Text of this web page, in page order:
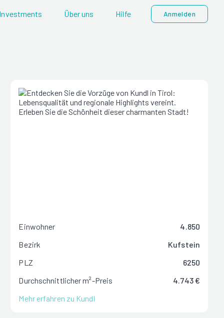
Investments Über uns Hilfe Anmelden
Einwohner
4.850
Bezirk
Kufstein
PLZ
6250
Durchschnittlicher m²-Preis
4.743 €
Mehr erfahren zu Kundl